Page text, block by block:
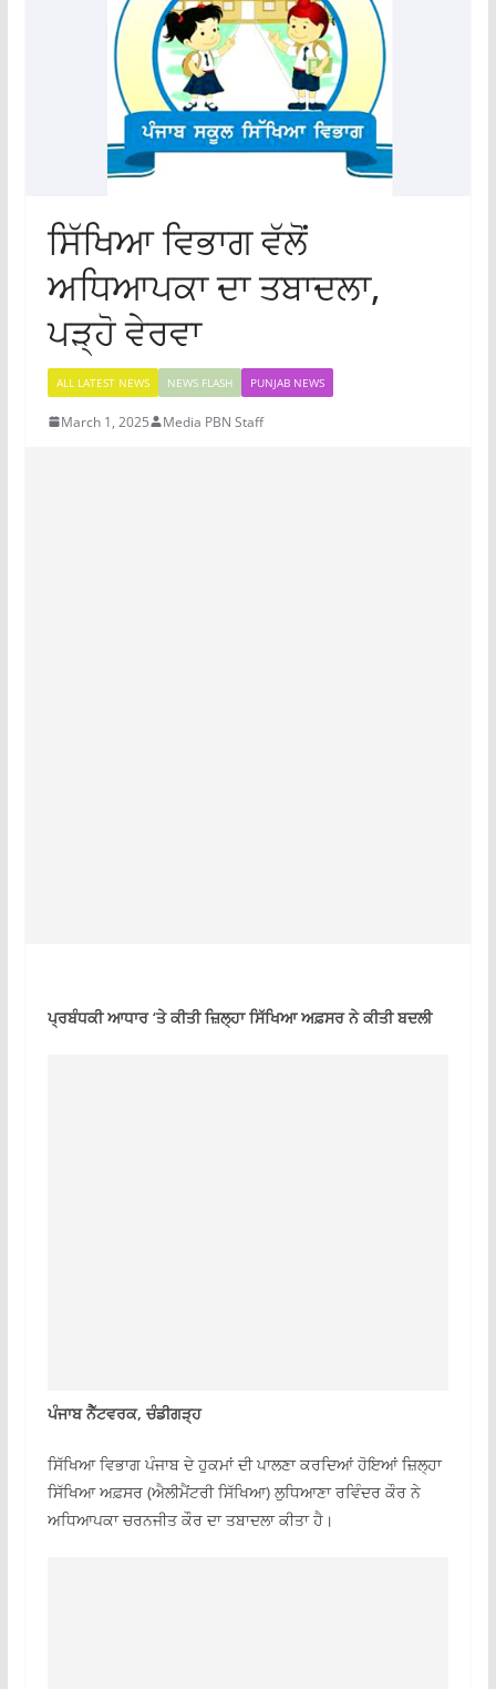
ਸਿੱਖਿਆ ਵਿਭਾਗ ਵੱਲੋਂ
ਅਧਿਆਪਕਾ ਦਾ ਤਬਾਦਲਾ,
ਪੜ੍ਹੋ ਵੇਰਵਾ
ALL LATEST NEWS NEWS FLASH PUNJAB NEWS
March 1, 2025 Media PBN Staff
ਪ੍ਰਬੰਧਕੀ ਆਧਾਰ ‘ਤੇ ਕੀਤੀ ਜ਼ਿਲ੍ਹਾ ਸਿੱਖਿਆ ਅਫ਼ਸਰ ਨੇ ਕੀਤੀ ਬਦਲੀ
ਪੰਜਾਬ ਨੈੱਟਵਰਕ, ਚੰਡੀਗੜ੍ਹ
ਸਿੱਖਿਆ ਵਿਭਾਗ ਪੰਜਾਬ ਦੇ ਹੁਕਮਾਂ ਦੀ ਪਾਲਣਾ ਕਰਦਿਆਂ ਹੋਇਆਂ ਜ਼ਿਲ੍ਹਾ
ਸਿੱਖਿਆ ਅਫ਼ਸਰ (ਐਲੀਮੈਂਟਰੀ ਸਿੱਖਿਆ) ਲੁਧਿਆਣਾ ਰਵਿੰਦਰ ਕੌਰ ਨੇ
ਅਧਿਆਪਕਾ ਚਰਨਜੀਤ ਕੌਰ ਦਾ ਤਬਾਦਲਾ ਕੀਤਾ ਹੈ।